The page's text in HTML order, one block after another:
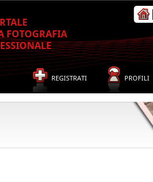
FOTOGRAFIA
REGISTRATI PROFILI